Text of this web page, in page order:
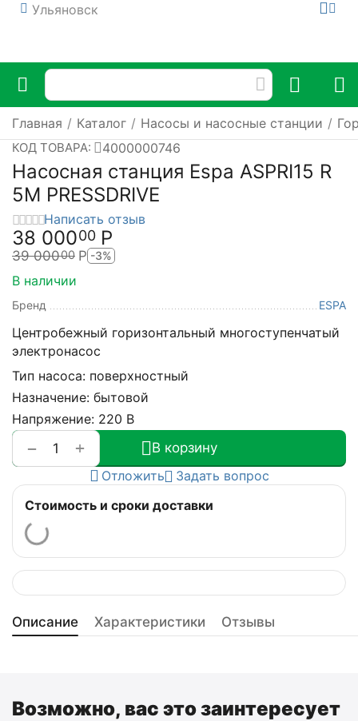
Ульяновск
Главная / Каталог / Насосы и насосные станции /
КОД ТОВАРА: 4000000746
Насосная станция Espa ASPRI15 R
5M PRESSDRIVE
Написать отзыв
38 00000 Р
39 00000 Р -3%
В наличии
Бренд ESPA
Центробежный горизонтальный многоступенчатый
электронасос
Тип насоса: поверхностный
Назначение: бытовой
Напряжение: 220 В
+
−
В корзину
Отложить
Задать вопрос
Стоимость и сроки доставки
Описание Характеристики Отзывы
Возможно, вас это заинтересует